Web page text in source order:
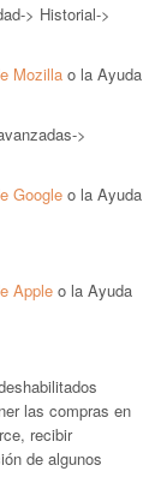
> Historial->
Mozilla o la Ayuda
>
Google o la Ayuda
Apple o la Ayuda
las compras en
recibir
de algunos